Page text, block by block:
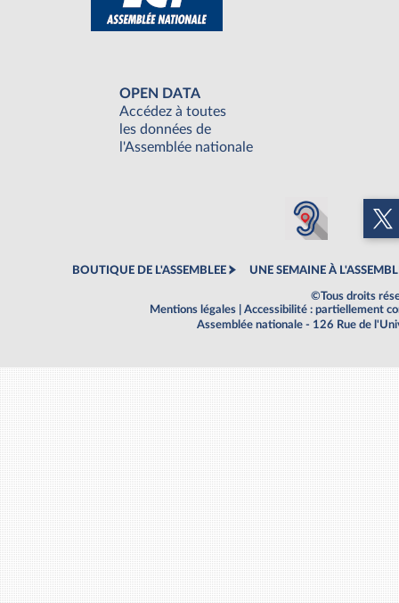
OPEN DATA
Accédez à toutes
les données de
l'Assemblée nationale
BOUTIQUE DE L'ASSEMBLEE UNE SEMAINE À
©Tous droits
Mentions légales
Accessibilité : partiellement
Assemblée nationale - 126 Rue de